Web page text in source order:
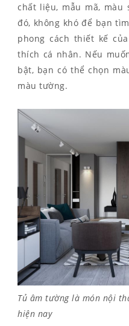
chất liệu, mẫu mã, màu
đó, không khó để bạn
phong cách thiết kế
thích cá nhân. Nếu
bật, bạn có thể chọn
màu tường.
Tủ âm tường là món nội
hiện nay